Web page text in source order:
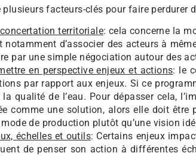
plusieurs facteurs-clés pour faire perdurer
territoriale: cela concerne la
notamment d’associer des acteurs à
par une simple négociation autour des
en perspective enjeux et actions: le
par rapport aux enjeux. Si ce
la qualité de l’eau. Pour dépasser cela,
comme une solution, alors elle doit
de production plutôt qu’une vision
échelles et outils: Certains enjeux
de penser son action à différentes